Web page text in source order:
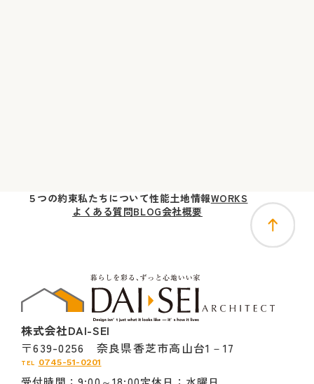
株式会社DAI-SEI
〒639-0256 奈良県香芝市高山台1－17
TEL 0745-51-0201
５つの約束私たちについて性能土地情報WORKS
よくある質問BLOG会社概要